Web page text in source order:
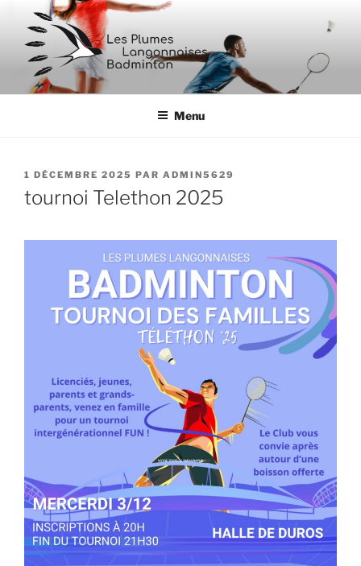
contenu
principal
BADMINTON LANGON
Menu
PUBLIÉ
LE
1 DÉCEMBRE 2025 PAR ADMIN5629
tournoi Telethon 2025